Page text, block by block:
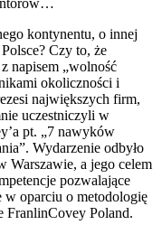
kontynentu, o innej
Czy to, że
napisem „wolność
okoliczności i
największych firm,
uczestniczyli w
pt. „7 nawyków
Wydarzenie odbyło
Warszawie, a jego celem
pozwalające
w oparciu o metodologię
FranlinCovey Poland.